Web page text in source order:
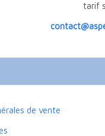
tarif
de vente